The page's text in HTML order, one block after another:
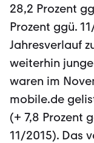
28,2 Prozent
Prozent ggü.
Jahresverlauf
weiterhin
waren im
mobile.de
(+ 7,8 Prozent
11/2015). Das